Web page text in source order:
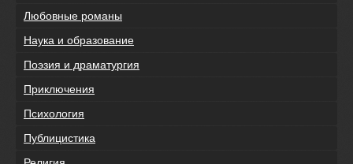
Любовные романы
Наука и образование
Поэзия и драматургия
Приключения
Психология
Публицистика